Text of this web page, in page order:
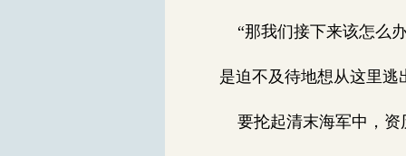
“那我们接下来该怎么
是迫不及待地想从这里逃
要抡起清末海军中，资